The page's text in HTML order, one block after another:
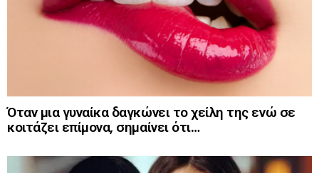
Όταν μια γυναίκα δαγκώνει το χείλη της ενώ σε
κοιτάζει επίμονα, σημαίνει ότι…